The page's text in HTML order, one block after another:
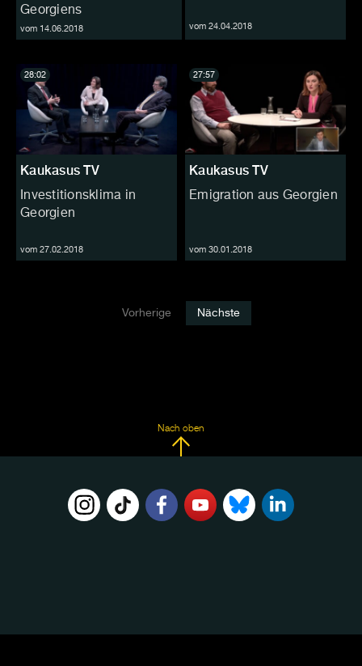
Georgiens
vom 14.06.2018 vom 24.04.2018
Kaukasus TV
Investitionsklima in
Georgien
vom 27.02.2018
28:02
Kaukasus TV
Emigration aus Georgien
vom 30.01.2018
27:57
Vorherige Nächste
Nach oben